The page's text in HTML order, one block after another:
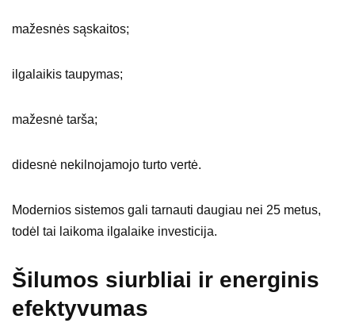
mažesnės sąskaitos;
ilgalaikis taupymas;
mažesnė tarša;
didesnė nekilnojamojo turto vertė.
Modernios sistemos gali tarnauti daugiau nei 25 metus,
todėl tai laikoma ilgalaike investicija.
Šilumos siurbliai ir energinis
efektyvumas